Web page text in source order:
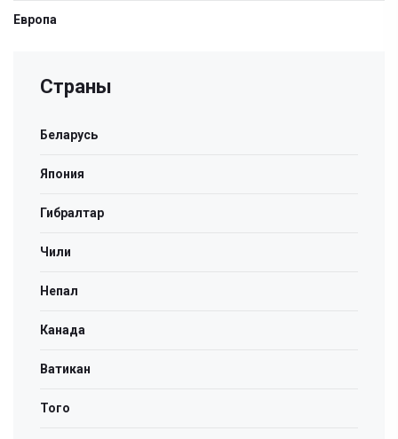
Европа
Страны
Беларусь
Япония
Гибралтар
Чили
Непал
Канада
Ватикан
Того